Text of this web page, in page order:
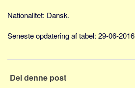
Skribenter
Personer
Kilder
Om
Nationalitet: Dansk.
Seneste opdatering af tabel: 29-06-2016
Del denne post